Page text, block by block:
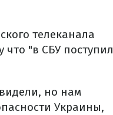
телеканала
"в СБУ поступил
но нам
Украины,